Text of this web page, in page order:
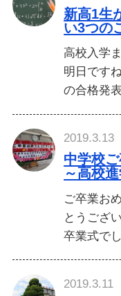
新高1生
い3つの
高校入学
明日です
の合格発
2019.3.13
中学校
～高校
ご卒業お
とうござ
卒業式で
2019.3.11